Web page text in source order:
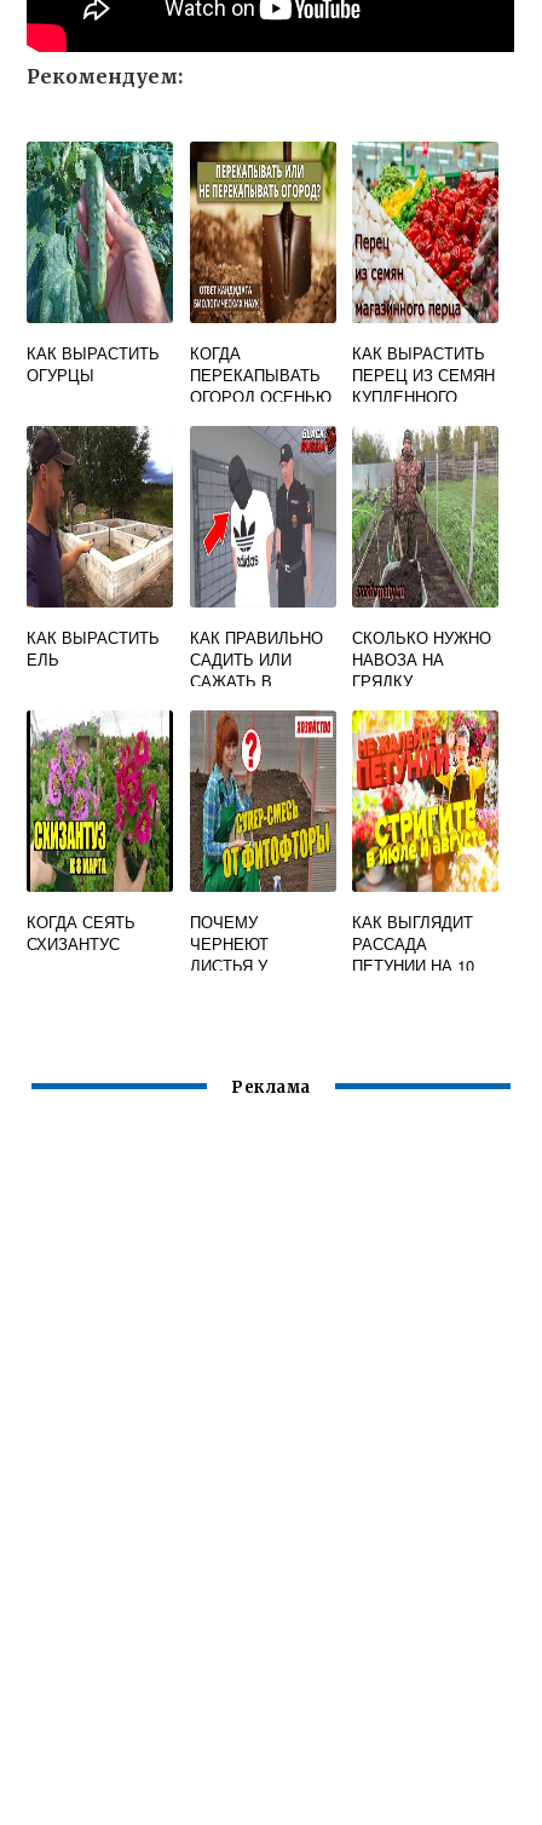
Рекомендуем:
КАК ВЫРАСТИТЬ
ОГУРЦЫ
КОГДА
ПЕРЕКАПЫВАТЬ
ОГОРОД ОСЕНЬЮ
ПОЛОСЕ РОССИИ
КАК ВЫРАСТИТЬ
ПЕРЕЦ ИЗ СЕМЯН
КУПЛЕННОГО
КАК ВЫРАСТИТЬ
ЕЛЬ
КАК ПРАВИЛЬНО
САДИТЬ ИЛИ
САЖАТЬ В
СКОЛЬКО НУЖНО
НАВОЗА НА
ГРЯДКУ
КОГДА СЕЯТЬ
СХИЗАНТУС
ПОЧЕМУ
ЧЕРНЕЮТ
ЛИСТЬЯ У
КАК ВЫГЛЯДИТ
РАССАДА
ПЕТУНИИ НА 10
Реклама